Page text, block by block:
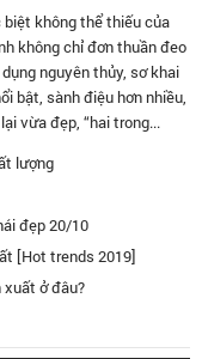
không thể thiếu của
không chỉ đơn thuần đeo
nguyên thủy, sơ khai
bật, sành điệu hơn nhiều,
vừa đẹp, “hai trong...
lượng
đẹp 20/10
[Hot trends 2019]
ở đâu?